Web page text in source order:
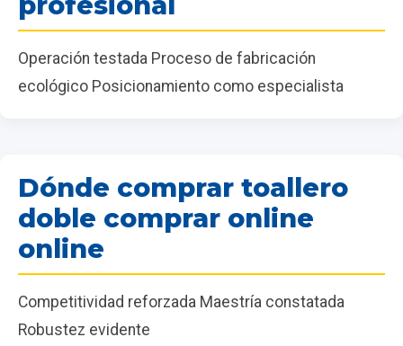
Operación testada Proceso de fabricación
ecológico Posicionamiento como especialista
Dónde comprar toallero
doble comprar online
online
Competitividad reforzada Maestría constatada
Robustez evidente